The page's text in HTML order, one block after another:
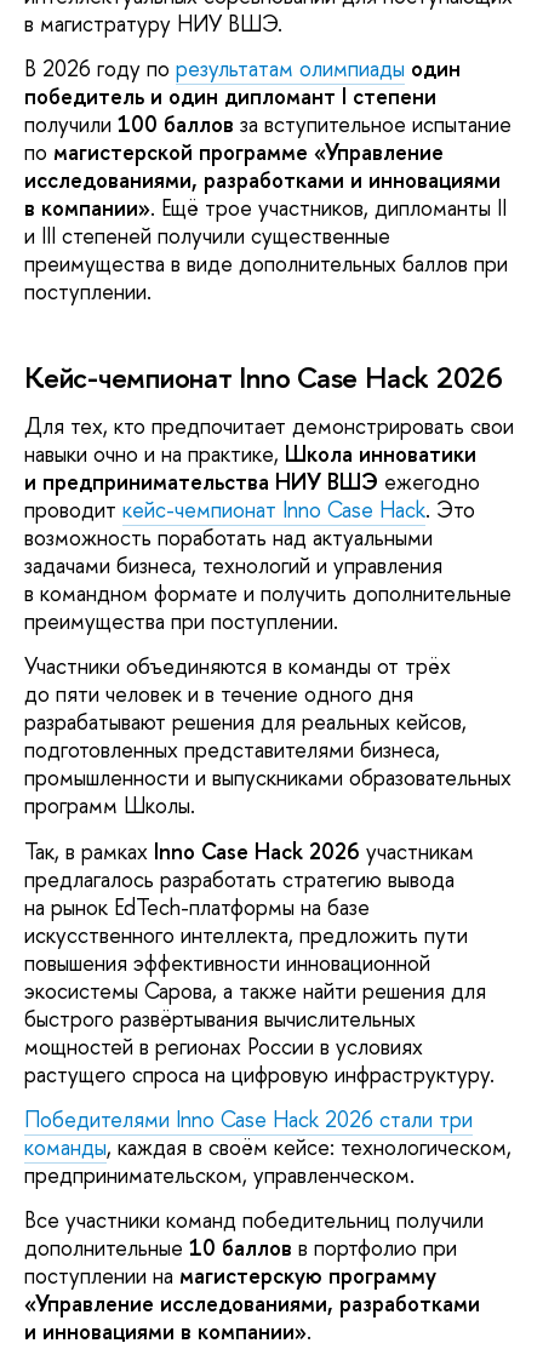
в магистратуру НИУ ВШЭ.
В 2026 году по результатам олимпиады один
победитель и один дипломант I степени
получили 100 баллов за вступительное испытание
по магистерской программе «Управление
исследованиями, разработками и инновациями
в компании». Ещё трое участников, дипломанты II
и III степеней получили существенные
преимущества в виде дополнительных баллов при
поступлении.
Кейс-чемпионат Inno Case Hack 2026
Для тех, кто предпочитает демонстрировать свои
навыки очно и на практике, Школа инноватики
и предпринимательства НИУ ВШЭ ежегодно
проводит кейс-чемпионат Inno Case Hack. Это
возможность поработать над актуальными
задачами бизнеса, технологий и управления
в командном формате и получить дополнительные
преимущества при поступлении.
Участники объединяются в команды от трёх
до пяти человек и в течение одного дня
разрабатывают решения для реальных кейсов,
подготовленных представителями бизнеса,
промышленности и выпускниками образовательных
программ Школы.
Так, в рамках Inno Case Hack 2026 участникам
предлагалось разработать стратегию вывода
на рынок EdTech-платформы на базе
искусственного интеллекта, предложить пути
повышения эффективности инновационной
экосистемы Сарова, а также найти решения для
быстрого развёртывания вычислительных
мощностей в регионах России в условиях
растущего спроса на цифровую инфраструктуру.
Победителями Inno Case Hack 2026 стали три
команды, каждая в своём кейсе: технологическом,
предпринимательском, управленческом.
Все участники команд победительниц получили
дополнительные 10 баллов в портфолио при
поступлении на магистерскую программу
«Управление исследованиями, разработками
и инновациями в компании».